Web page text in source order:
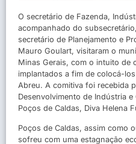
O secretário de Fazenda,
acompanhado do
secretário de Planejamento e
Mauro Goulart, visitaram o
Minas Gerais, com o intuito de
implantados a fim de colocá-
Abreu. A comitiva foi recebida
Desenvolvimento de Indústria
Poços de Caldas, Diva Helena
Poços de Caldas, assim como
sofreu com uma estagnação